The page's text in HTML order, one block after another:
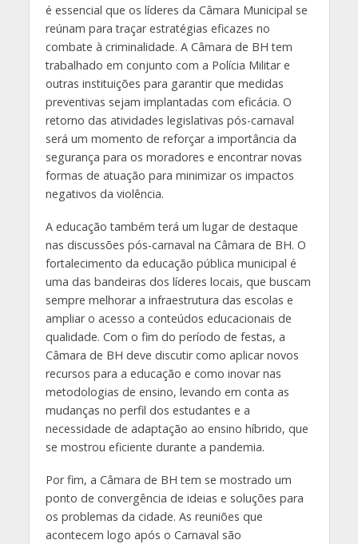
é essencial que os líderes da Câmara Municipal se
reúnam para traçar estratégias eficazes no
combate à criminalidade. A Câmara de BH tem
trabalhado em conjunto com a Polícia Militar e
outras instituições para garantir que medidas
preventivas sejam implantadas com eficácia. O
retorno das atividades legislativas pós-carnaval
será um momento de reforçar a importância da
segurança para os moradores e encontrar novas
formas de atuação para minimizar os impactos
negativos da violência.
A educação também terá um lugar de destaque
nas discussões pós-carnaval na Câmara de BH. O
fortalecimento da educação pública municipal é
uma das bandeiras dos líderes locais, que buscam
sempre melhorar a infraestrutura das escolas e
ampliar o acesso a conteúdos educacionais de
qualidade. Com o fim do período de festas, a
Câmara de BH deve discutir como aplicar novos
recursos para a educação e como inovar nas
metodologias de ensino, levando em conta as
mudanças no perfil dos estudantes e a
necessidade de adaptação ao ensino híbrido, que
se mostrou eficiente durante a pandemia.
Por fim, a Câmara de BH tem se mostrado um
ponto de convergência de ideias e soluções para
os problemas da cidade. As reuniões que
acontecem logo após o Carnaval são